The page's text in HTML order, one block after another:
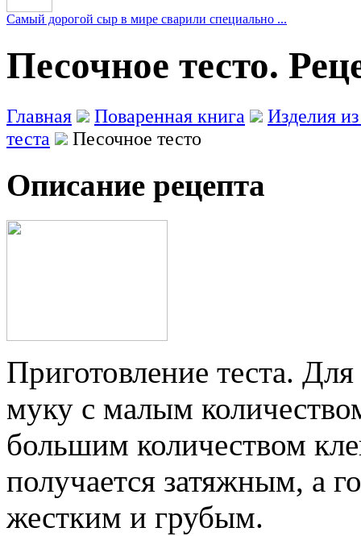
Самый дорогой сыр в мире сварили специально ...
Песочное тесто.
Главная Поваренная книга
Изделия
теста
Песочное тесто
Описание рецепта
Приготовление теста.
муку с малым
большим количеством
получается затяжным, а
жестким и грубым.